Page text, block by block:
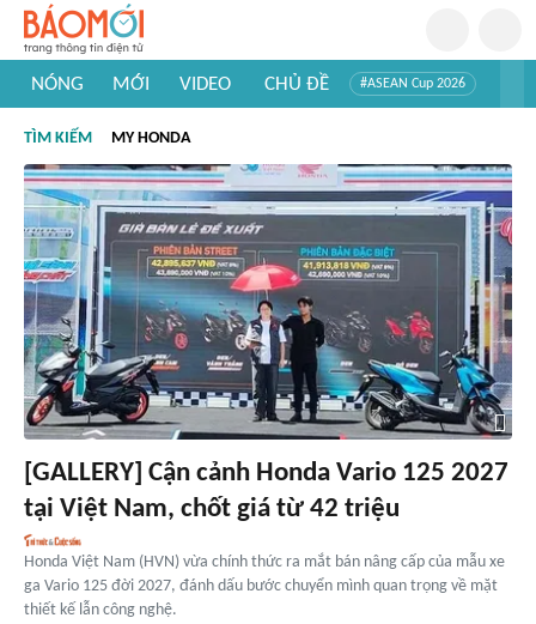
NÓNG MỚI VIDEO CHỦ ĐỀ #ASEAN Cup 2026
#Khám phá thế giới
TÌM KIẾM MY HONDA
[GALLERY] Cận cảnh Honda Vario 125 2027
tại Việt Nam, chốt giá từ 42 triệu
Honda Việt Nam (HVN) vừa chính thức ra mắt bán nâng cấp của mẫu xe
ga Vario 125 đời 2027, đánh dấu bước chuyển mình quan trọng về mặt
thiết kế lẫn công nghệ.